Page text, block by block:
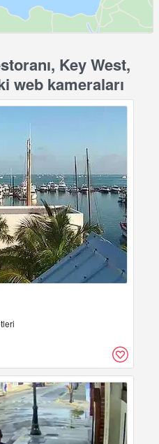
Key West,
web kameraları